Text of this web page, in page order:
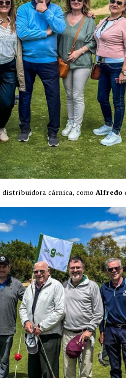
cárnica, como Alfredo